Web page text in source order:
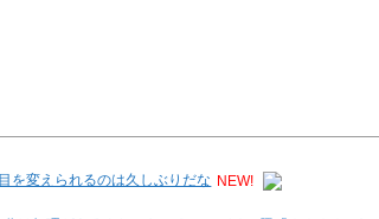
を変えられるのは久しぶりだな NEW!